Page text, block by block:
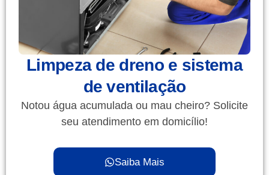
Limpeza de dreno e sistema
de ventilação
Notou água acumulada ou mau cheiro? Solicite
seu atendimento em domicílio!
Saiba Mais